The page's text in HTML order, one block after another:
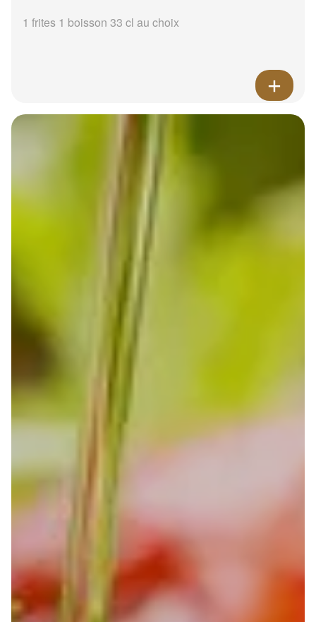
1 frites 1 boisson 33 cl au choix